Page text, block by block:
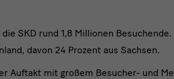
SKD rund 1,8 Millionen
davon 24 Prozent aus Sachsen.
Auftakt mit großem Besucher- und